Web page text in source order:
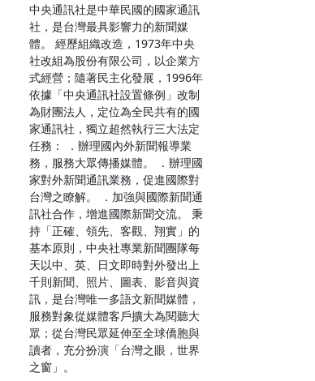
中央通訊社是中華民國的國家通訊
社，是台灣最具影響力的新聞媒
體。 經歷組織改造，1973年中央
社改組為股份有限公司，以企業方
式經營；隨著民主化發展，1996年
依據「中央通訊社設置條例」改制
為財團法人，定位為全民共有的國
家通訊社，獨立超然執行三大法定
任務： ．辦理國內外新聞報導業
務，服務大眾傳播媒體。 ．辦理國
家對外新聞通訊業務，促進國際對
台灣之瞭解。 ．加強與國際新聞通
訊社合作，增進國際新聞交流。 秉
持「正確、領先、客觀、翔實」的
基本原則，中央社專業新聞團隊每
天以中、英、日文即時對外發出上
千則新聞、照片、圖表、影音與資
訊，是台灣唯一多語文新聞媒體，
服務對象從媒體客戶擴大為閱聽大
眾；從台灣民眾延伸至全球僑胞與
讀者，充分扮演「台灣之眼，世界
之窗」。